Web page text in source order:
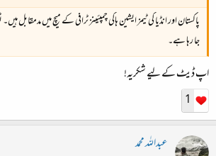
پاکستان اور انڈیا کی ٹیمز ایشین ہاکی چمپئینز ٹرافی کے میچ میں مدمقابل
جا رہا ہے۔
اپ ڈیٹ کے لیے شکریہ!
1
عبداللہ محمد